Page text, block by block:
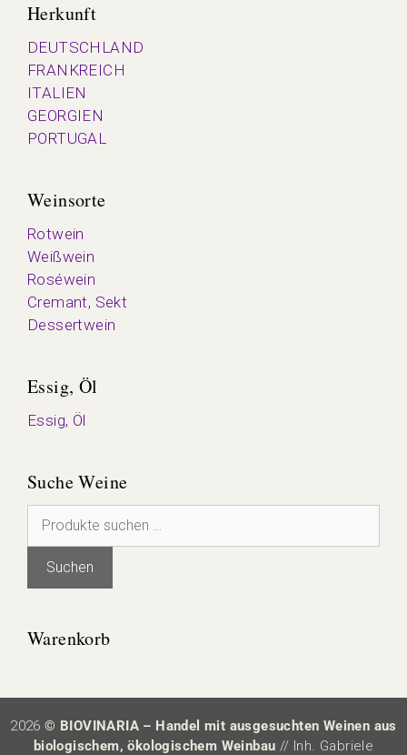
Herkunft
DEUTSCHLAND
FRANKREICH
ITALIEN
GEORGIEN
PORTUGAL
Weinsorte
Rotwein
Weißwein
Roséwein
Cremant, Sekt
Dessertwein
Essig, Öl
Essig, Öl
Suche Weine
Suchen
Suchen
Warenkorb
2026© BIOVINARIA – Handel mit ausgesuchten Weinen aus
biologischem, ökologischem Weinbau // Inh. Gabriele